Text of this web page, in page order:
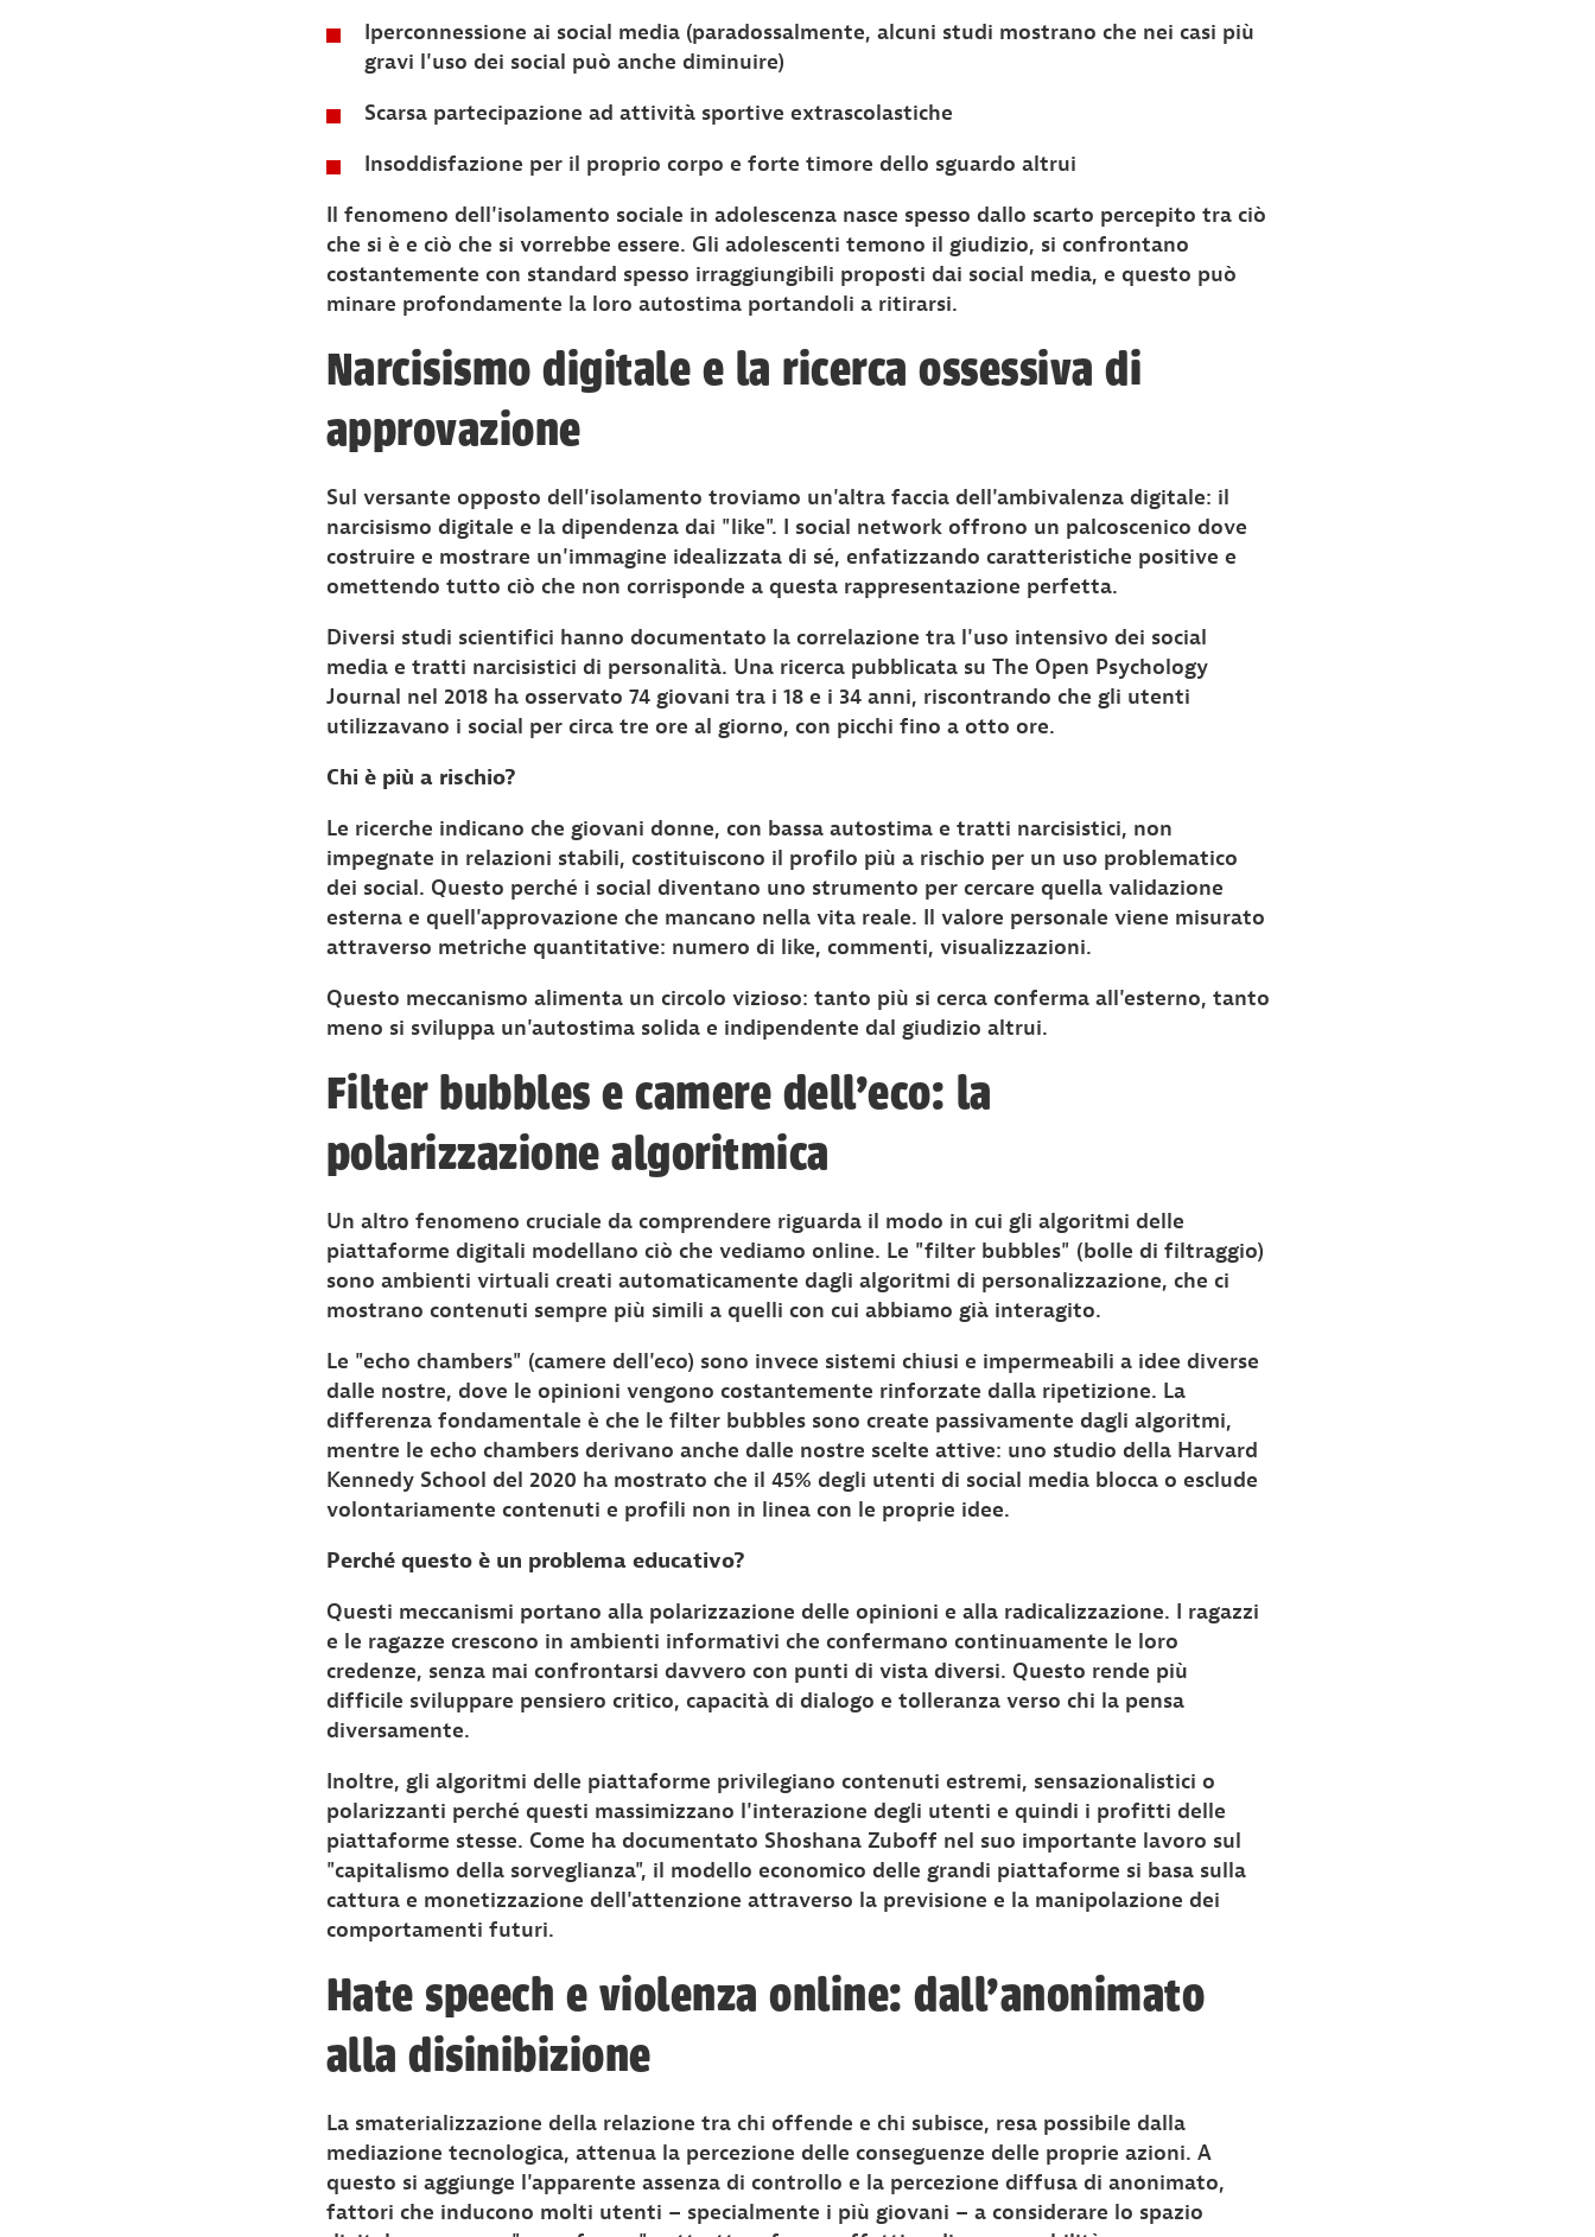
Iperconnessione ai social media (paradossalmente, alcuni studi mostrano che nei casi più
gravi l'uso dei social può anche diminuire)
Scarsa partecipazione ad attività sportive extrascolastiche
Insoddisfazione per il proprio corpo e forte timore dello sguardo altrui
Il fenomeno dell'isolamento sociale in adolescenza nasce spesso dallo scarto percepito tra ciò
che si è e ciò che si vorrebbe essere. Gli adolescenti temono il giudizio, si confrontano
costantemente con standard spesso irraggiungibili proposti dai social media, e questo può
minare profondamente la loro autostima portandoli a ritirarsi.
Narcisismo digitale e la ricerca ossessiva di
approvazione
Sul versante opposto dell'isolamento troviamo un'altra faccia dell'ambivalenza digitale: il
narcisismo digitale e la dipendenza dai "like". I social network offrono un palcoscenico dove
costruire e mostrare un'immagine idealizzata di sé, enfatizzando caratteristiche positive e
omettendo tutto ciò che non corrisponde a questa rappresentazione perfetta.
Diversi studi scientifici hanno documentato la correlazione tra l'uso intensivo dei social
media e tratti narcisistici di personalità. Una ricerca pubblicata su The Open Psychology
Journal nel 2018 ha osservato 74 giovani tra i 18 e i 34 anni, riscontrando che gli utenti
utilizzavano i social per circa tre ore al giorno, con picchi fino a otto ore.
Chi è più a rischio?
Le ricerche indicano che giovani donne, con bassa autostima e tratti narcisistici, non
impegnate in relazioni stabili, costituiscono il profilo più a rischio per un uso problematico
dei social. Questo perché i social diventano uno strumento per cercare quella validazione
esterna e quell'approvazione che mancano nella vita reale. Il valore personale viene misurato
attraverso metriche quantitative: numero di like, commenti, visualizzazioni.
Questo meccanismo alimenta un circolo vizioso: tanto più si cerca conferma all'esterno, tanto
meno si sviluppa un'autostima solida e indipendente dal giudizio altrui.
Filter bubbles e camere dell'eco: la
polarizzazione algoritmica
Un altro fenomeno cruciale da comprendere riguarda il modo in cui gli algoritmi delle
piattaforme digitali modellano ciò che vediamo online. Le "filter bubbles" (bolle di filtraggio)
sono ambienti virtuali creati automaticamente dagli algoritmi di personalizzazione, che ci
mostrano contenuti sempre più simili a quelli con cui abbiamo già interagito.
Le "echo chambers" (camere dell'eco) sono invece sistemi chiusi e impermeabili a idee diverse
dalle nostre, dove le opinioni vengono costantemente rinforzate dalla ripetizione. La
differenza fondamentale è che le filter bubbles sono create passivamente dagli algoritmi,
mentre le echo chambers derivano anche dalle nostre scelte attive: uno studio della Harvard
Kennedy School del 2020 ha mostrato che il 45% degli utenti di social media blocca o esclude
volontariamente contenuti e profili non in linea con le proprie idee.
Perché questo è un problema educativo?
Questi meccanismi portano alla polarizzazione delle opinioni e alla radicalizzazione. I ragazzi
e le ragazze crescono in ambienti informativi che confermano continuamente le loro
credenze, senza mai confrontarsi davvero con punti di vista diversi. Questo rende più
difficile sviluppare pensiero critico, capacità di dialogo e tolleranza verso chi la pensa
diversamente.
Inoltre, gli algoritmi delle piattaforme privilegiano contenuti estremi, sensazionalistici o
polarizzanti perché questi massimizzano l'interazione degli utenti e quindi i profitti delle
piattaforme stesse. Come ha documentato Shoshana Zuboff nel suo importante lavoro sul
"capitalismo della sorveglianza", il modello economico delle grandi piattaforme si basa sulla
cattura e monetizzazione dell'attenzione attraverso la previsione e la manipolazione dei
comportamenti futuri.
Hate speech e violenza online: dall'anonimato
alla disinibizione
La smaterializzazione della relazione tra chi offende e chi subisce, resa possibile dalla
mediazione tecnologica, attenua la percezione delle conseguenze delle proprie azioni. A
questo si aggiunge l'apparente assenza di controllo e la percezione diffusa di anonimato,
fattori che inducono molti utenti – specialmente i più giovani – a considerare lo spazio